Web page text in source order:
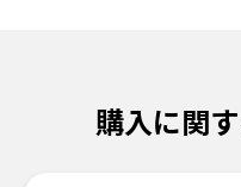
購入に関